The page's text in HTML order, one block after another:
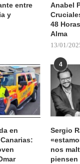
entre
y
Anabel
48
Alma
13/01/
en
4
Sergio
nos
piensen